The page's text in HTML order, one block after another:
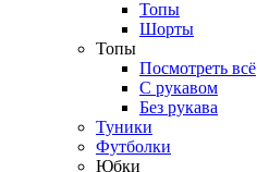
Топы
Шорты
Топы
Посмотреть всё
C рукавом
Без рукава
Туники
Футболки
Юбки